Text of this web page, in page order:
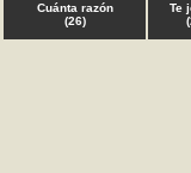
Cuánta razón
(26)
Te
(